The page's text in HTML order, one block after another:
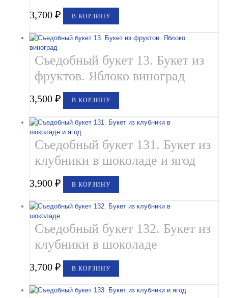
3,700₽ В КОРЗИНУ
Съедобный букет 13. Букет из
фруктов. Яблоко виноград
3,500₽ В КОРЗИНУ
Съедобный букет 131. Букет из
клубники в шоколаде и ягод
3,900₽ В КОРЗИНУ
Съедобный букет 132. Букет из
клубники в шоколаде
3,700₽ В КОРЗИНУ